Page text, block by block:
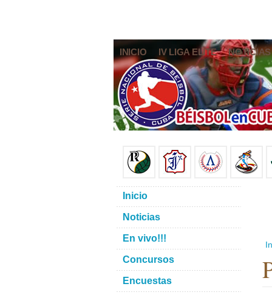
INICIO IV LIGA ELITE NOTICIAS
Inicio
Noticias
En vivo!!!
Concursos
Encuestas